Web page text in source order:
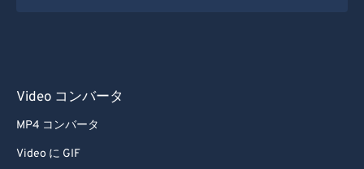
Video コンバータ
MP4 コンバータ
Video に GIF